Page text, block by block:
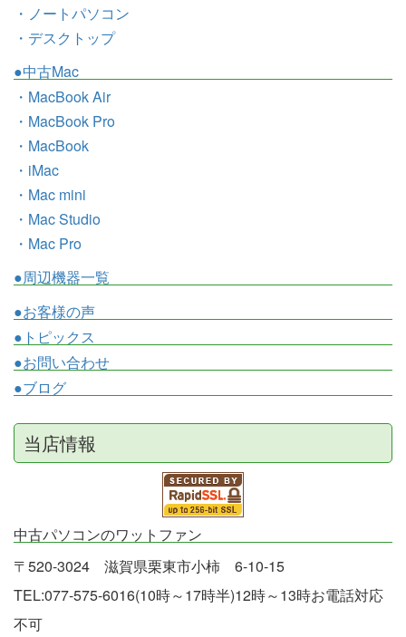
・ノートパソコン
・デスクトップ
●中古Mac
・MacBook Air
・MacBook Pro
・MacBook
・iMac
・Mac mini
・Mac Studio
・Mac Pro
●周辺機器一覧
●お客様の声
●トピックス
●お問い合わせ
●ブログ
当店情報
中古パソコンのワットファン
〒520-3024 滋賀県栗東市小柿 6-10-15
TEL:077-575-6016(10時～17時半)12時～13時お電話対応
不可